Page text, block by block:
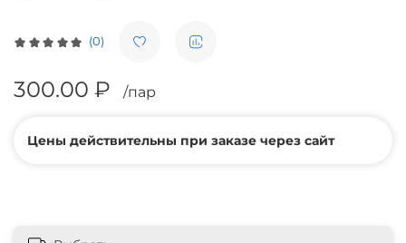
(0)
300.00 ₽ /пар
Цены действительны при заказе через сайт